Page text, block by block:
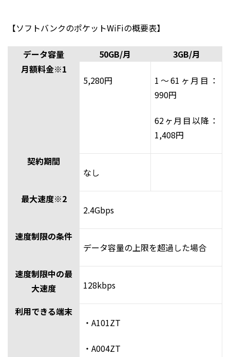
【ソフトバンクのポケットWiFiの概要表】
データ容量 50GB/月
3GB/月
月額料金※1
5,280円
1～61ヶ月目：
990円
62ヶ月目以降：
1,408円
契約期間
なし
最大速度※2
2.4Gbps
速度制限の条件
データ容量の上限を超過した場合
速度制限中の最
大速度
128kbps
利用できる端末
・A101ZT
・A004ZT